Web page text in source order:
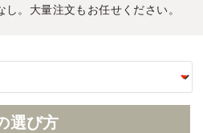
。大量注文もお任せください。
選び方